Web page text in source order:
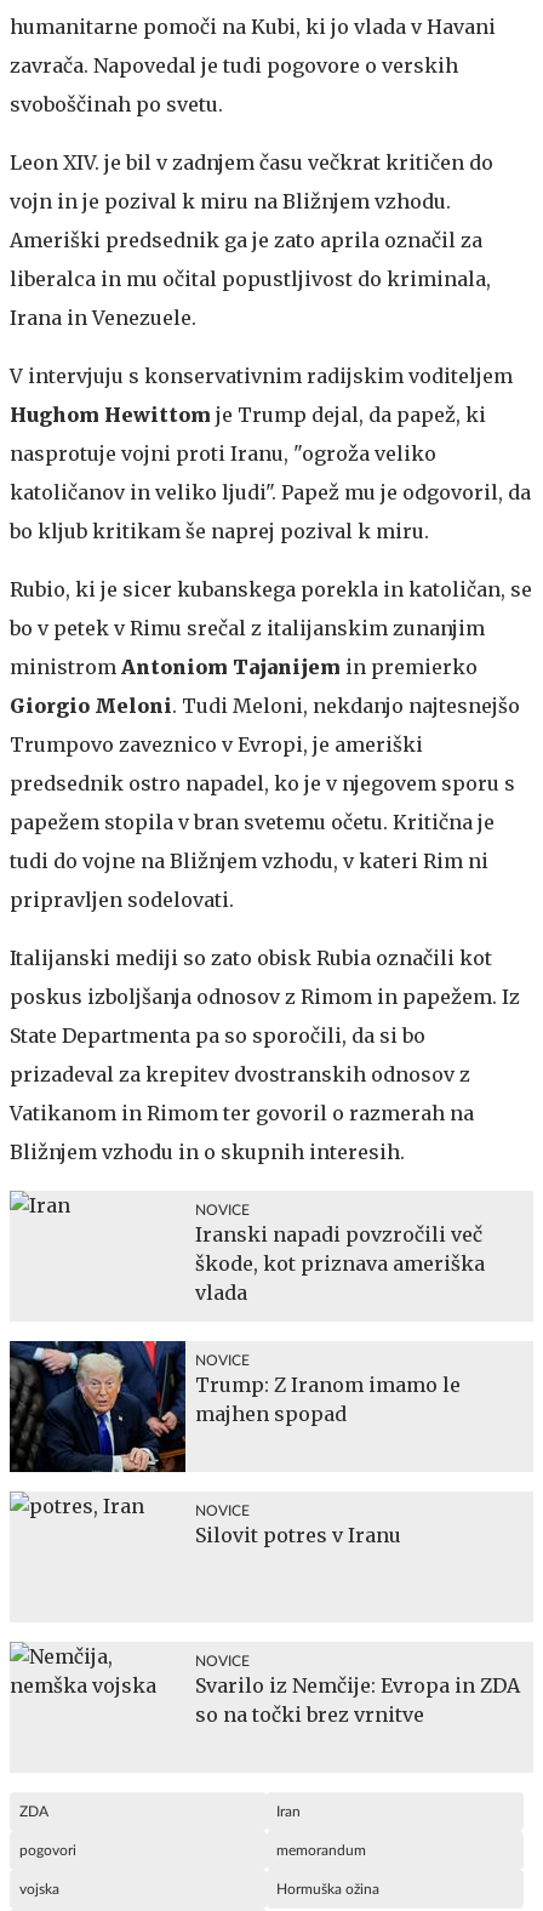
humanitarne pomoči na Kubi, ki jo vlada v Havani
zavrača. Napovedal je tudi pogovore o verskih
svoboščinah po svetu.
Leon XIV. je bil v zadnjem času večkrat kritičen do
vojn in je pozival k miru na Bližnjem vzhodu.
Ameriški predsednik ga je zato aprila označil za
liberalca in mu očital popustljivost do kriminala,
Irana in Venezuele.
V intervjuju s konservativnim radijskim voditeljem
Hughom Hewittom je Trump dejal, da papež, ki
nasprotuje vojni proti Iranu, "ogroža veliko
katoličanov in veliko ljudi". Papež mu je odgovoril, da
bo kljub kritikam še naprej pozival k miru.
Rubio, ki je sicer kubanskega porekla in katoličan, se
bo v petek v Rimu srečal z italijanskim zunanjim
ministrom Antoniom Tajanijem in premierko
Giorgio Meloni. Tudi Meloni, nekdanjo najtesnejšo
Trumpovo zaveznico v Evropi, je ameriški
predsednik ostro napadel, ko je v njegovem sporu s
papežem stopila v bran svetemu očetu. Kritična je
tudi do vojne na Bližnjem vzhodu, v kateri Rim ni
pripravljen sodelovati.
Italijanski mediji so zato obisk Rubia označili kot
poskus izboljšanja odnosov z Rimom in papežem. Iz
State Departmenta pa so sporočili, da si bo
prizadeval za krepitev dvostranskih odnosov z
Vatikanom in Rimom ter govoril o razmerah na
Bližnjem vzhodu in o skupnih interesih.
NOVICE
Iranski napadi povzročili več
škode, kot priznava ameriška
vlada
NOVICE
Trump: Z Iranom imamo le
majhen spopad
NOVICE
Silovit potres v Iranu
NOVICE
Svarilo iz Nemčije: Evropa in ZDA
so na točki brez vrnitve
ZDA Iran
pogovori memorandum
vojska Hormuška ožina